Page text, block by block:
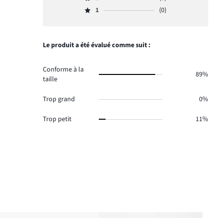
8.
de
nombre
Note
2,
votes
0.
Note
de
1 (0)
Le produit a été évalué comme suit :
Conforme à la
taille
89%
Trop grand 0%
Trop petit 11%